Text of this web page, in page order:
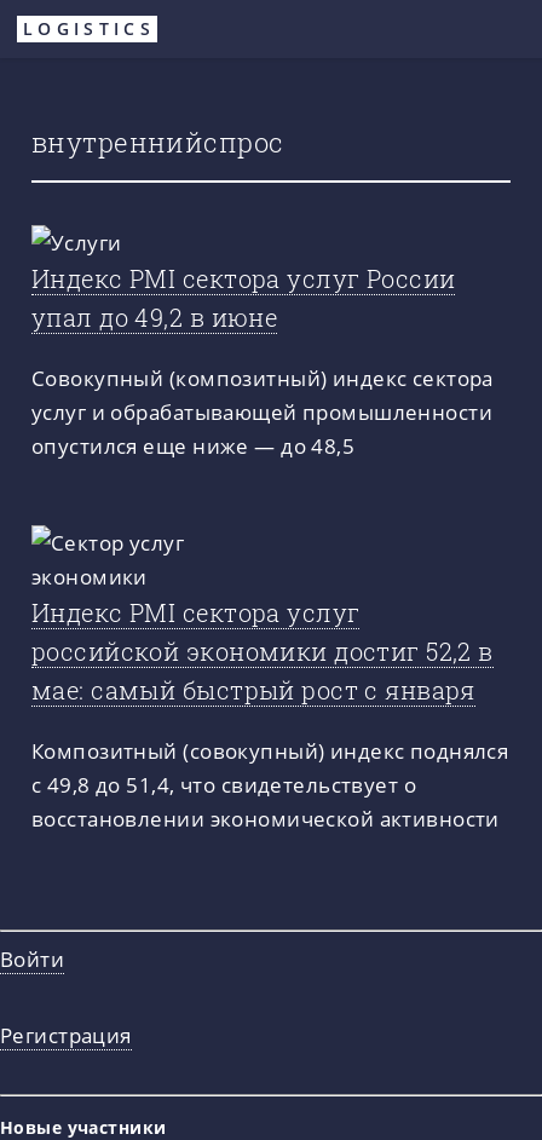
Перейти
LOGISTICS
внутреннийспрос
Индекс PMI сектора услуг России
упал до 49,2 в июне
Совокупный (композитный) индекс сектора
услуг и обрабатывающей промышленности
опустился еще ниже — до 48,5
Индекс PMI сектора услуг
российской экономики достиг 52,2 в
мае: самый быстрый рост с января
Композитный (совокупный) индекс поднялся
с 49,8 до 51,4, что свидетельствует о
восстановлении экономической активности
Войти
Регистрация
Новые участники